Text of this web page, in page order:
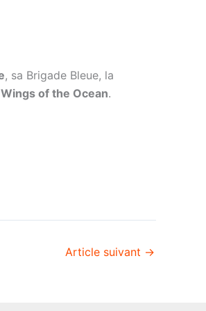
, sa Brigade Bleue, la
Wings of the Ocean.
Article suivant →